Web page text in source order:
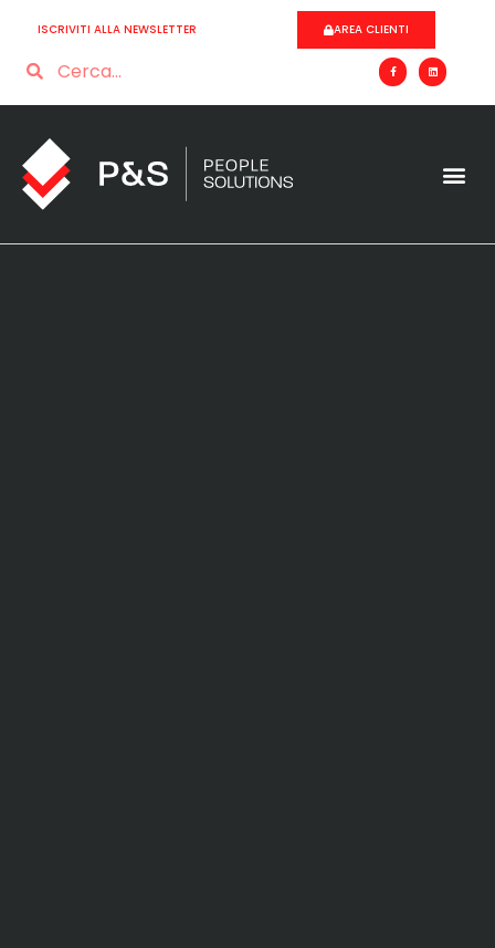
ISCRIVITI ALLA NEWSLETTER AREA CLIENTI